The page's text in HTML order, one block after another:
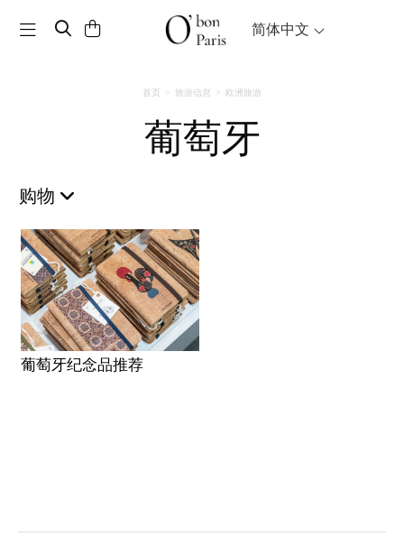
Toggle navigation 简体中文
首页 旅游信息 欧洲旅游
葡萄牙
购物
葡萄牙纪念品推荐